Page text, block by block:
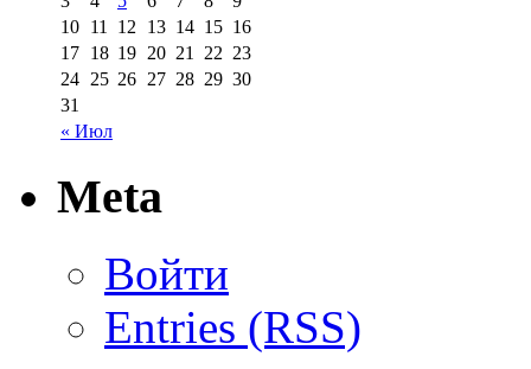
« Июл
10 11 12 13 14 15 16
17 18 19 20 21 22 23
24 25 26 27 28 29 30
31
Meta
Войти
Entries (RSS)